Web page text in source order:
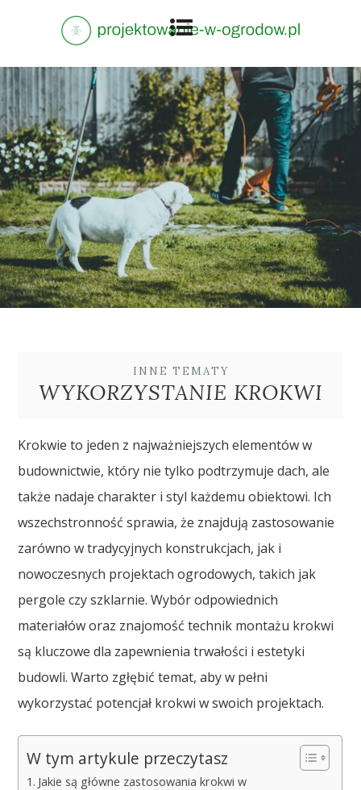
INNE TEMATY
WYKORZYSTANIE KROKWI
Krokwie to jeden z najważniejszych elementów w
budownictwie, który nie tylko podtrzymuje dach, ale
także nadaje charakter i styl każdemu obiektowi. Ich
wszechstronność sprawia, że znajdują zastosowanie
zarówno w tradycyjnych konstrukcjach, jak i
nowoczesnych projektach ogrodowych, takich jak
pergole czy szklarnie. Wybór odpowiednich
materiałów oraz znajomość technik montażu krokwi
są kluczowe dla zapewnienia trwałości i estetyki
budowli. Warto zgłębić temat, aby w pełni
wykorzystać potencjał krokwi w swoich projektach.
W tym artykule przeczytasz
Jakie są główne zastosowania krokwi w